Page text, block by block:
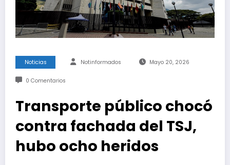
Noticias Notinformados Mayo 20, 2026
0 Comentarios
Transporte público chocó
contra fachada del TSJ,
hubo ocho heridos